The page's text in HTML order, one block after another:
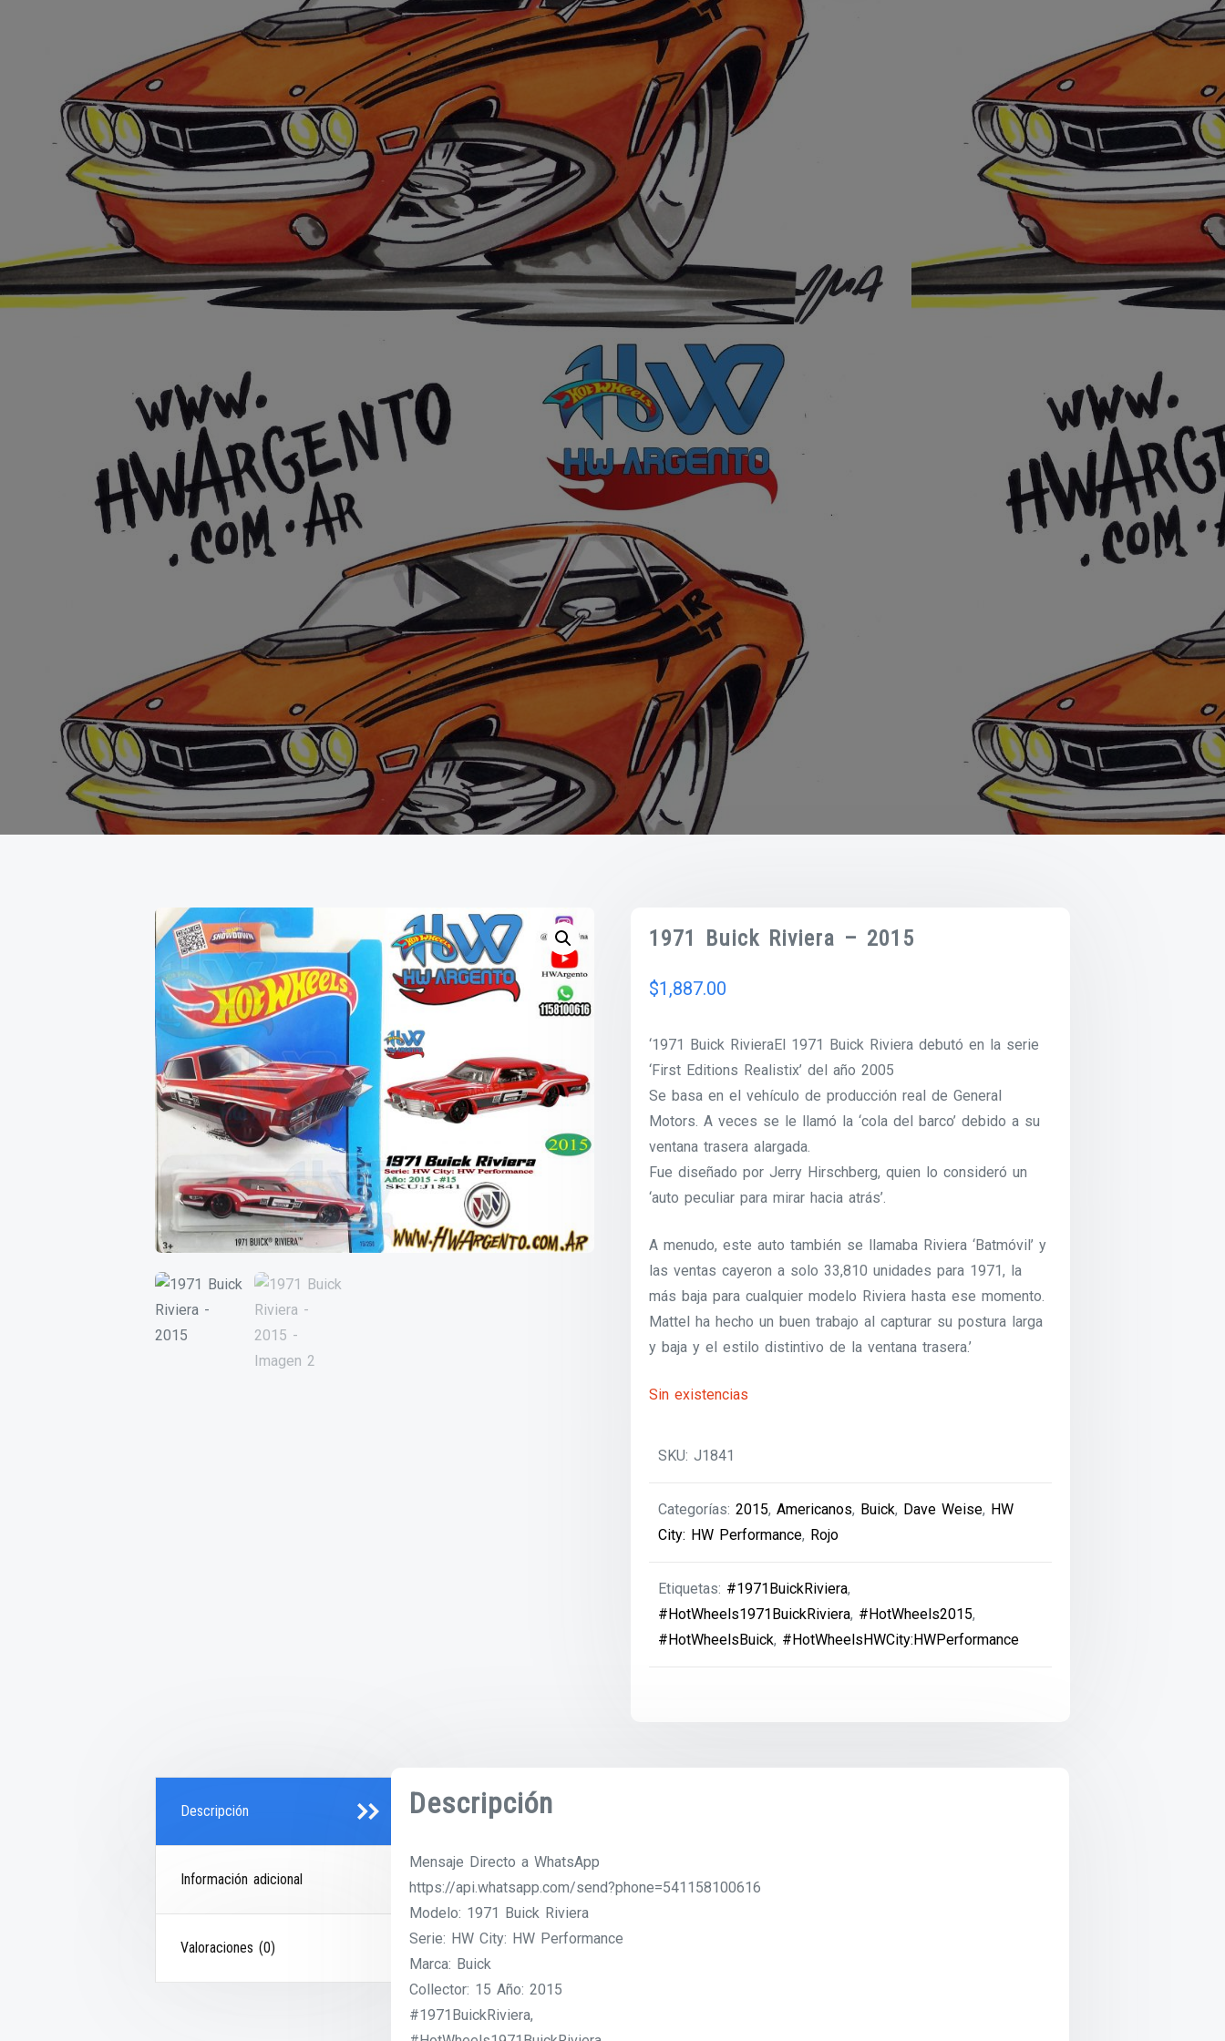
1971 Buick Riviera – 2015
$1,887.00
‘1971 Buick RivieraEl 1971 Buick Riviera debutó en la serie
‘First Editions Realistix’ del año 2005
Se basa en el vehículo de producción real de General
Motors. A veces se le llamó la ‘cola del barco’ debido a su
ventana trasera alargada.
Fue diseñado por Jerry Hirschberg, quien lo consideró un
‘auto peculiar para mirar hacia atrás’.
A menudo, este auto también se llamaba Riviera ‘Batmóvil’ y
las ventas cayeron a solo 33,810 unidades para 1971, la
más baja para cualquier modelo Riviera hasta ese momento.
Mattel ha hecho un buen trabajo al capturar su postura larga
y baja y el estilo distintivo de la ventana trasera.’
Sin existencias
SKU:J1841
Categorías:2015,Americanos, Buick, Dave Weise, HW
City: HW Performance, Rojo
Etiquetas: #1971BuickRiviera,
#HotWheels1971BuickRiviera, #HotWheels2015,
#HotWheelsBuick, #HotWheelsHWCity:HWPerformance
Descripción
Información adicional
Valoraciones (0)
Descripción
Mensaje Directo a WhatsApp
https://api.whatsapp.com/send?phone=541158100616
Modelo: 1971 Buick Riviera
Serie: HW City: HW Performance
Marca: Buick
Collector: 15 Año: 2015
#1971BuickRiviera,